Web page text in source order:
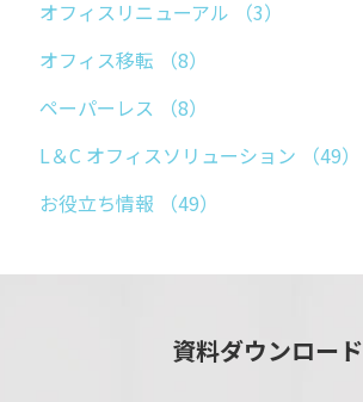
オフィスリニューアル
（3）
オフィス移転
（8）
ペーパーレス
（8）
L＆C オフィスソリューション
（49）
お役立ち情報
（49）
資料ダウンロード